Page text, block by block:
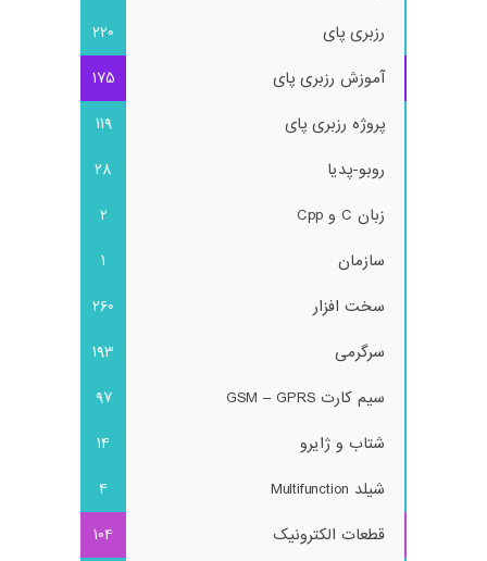
رزبری پای
220
آموزش رزبری پای
175
پروژه رزبری پای
119
روبو-پدیا
28
زبان C و Cpp
2
سازمان
1
سخت افزار
260
سرگرمی
193
سیم کارت GSM – GPRS
97
شتاب و ژایرو
14
شیلد Multifunction
4
قطعات الکترونیک
104